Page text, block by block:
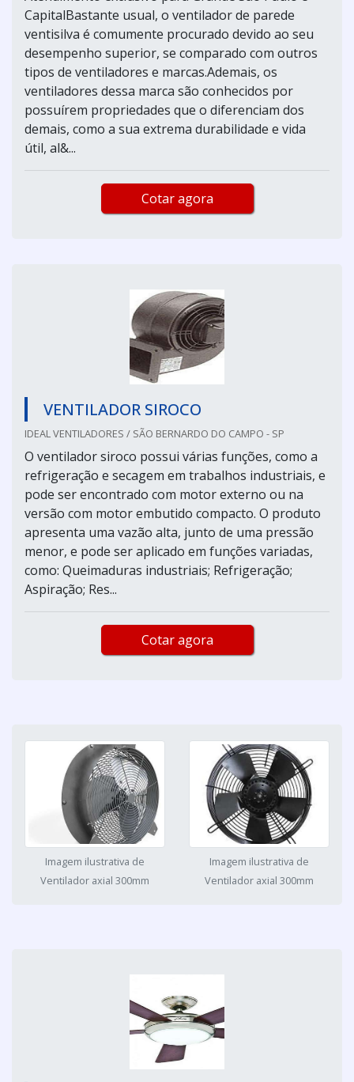
CapitalBastante usual, o ventilador de parede
ventisilva é comumente procurado devido ao seu
desempenho superior, se comparado com outros
tipos de ventiladores e marcas.Ademais, os
ventiladores dessa marca são conhecidos por
possuírem propriedades que o diferenciam dos
demais, como a sua extrema durabilidade e vida
útil, al&...
Cotar agora
VENTILADOR SIROCO
IDEAL VENTILADORES / SÃO BERNARDO DO CAMPO - SP
O ventilador siroco possui várias funções, como a
refrigeração e secagem em trabalhos industriais, e
pode ser encontrado com motor externo ou na
versão com motor embutido compacto. O produto
apresenta uma vazão alta, junto de uma pressão
menor, e pode ser aplicado em funções variadas,
como: Queimaduras industriais; Refrigeração;
Aspiração; Res...
Cotar agora
Imagem ilustrativa de
Ventilador axial 300mm
Imagem ilustrativa de
Ventilador axial 300mm